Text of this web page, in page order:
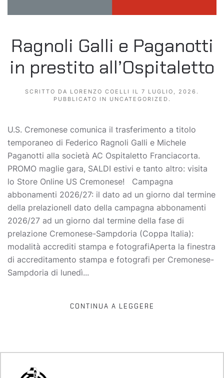
Ragnoli Galli e Paganotti
in prestito all’Ospitaletto
SCRITTO DA LORENZO COELLI IL 7 LUGLIO, 2026 .
PUBBLICATO IN UNCATEGORIZED .
U.S. Cremonese comunica il trasferimento a titolo
temporaneo di Federico Ragnoli Galli e Michele
Paganotti alla società AC Ospitaletto Franciacorta.
PROMO maglie gara, SALDI estivi e tanto altro: visita
lo Store Online US Cremonese! Campagna
abbonamenti 2026/27: il dato ad un giorno dal termine
della prelazioneIl dato della campagna abbonamenti
2026/27 ad un giorno dal termine della fase di
prelazione Cremonese-Sampdoria (Coppa Italia):
modalità accrediti stampa e fotografiAperta la finestra
di accreditamento stampa e fotografi per Cremonese-
Sampdoria di lunedì...
CONTINUA A LEGGERE